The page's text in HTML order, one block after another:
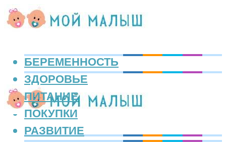
БЕРЕМЕННОСТЬ
ЗДОРОВЬЕ
ПИТАНИЕ
ПОКУПКИ
РАЗВИТИЕ